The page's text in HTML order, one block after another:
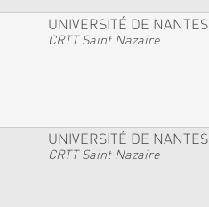
UNIVERSITÉ DE NANTES
CRTT Saint Nazaire
UNIVERSITÉ DE NANTES
CRTT Saint Nazaire